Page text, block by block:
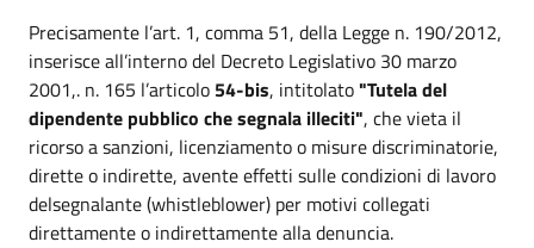
Precisamente l’art. 1, comma 51, della Legge n. 190/2012,
inserisce all’interno del Decreto Legislativo 30 marzo
2001,. n. 165 l’articolo 54-bis, intitolato"Tutela del
dipendente pubblico che segnala illeciti", che vieta il
ricorso a sanzioni, licenziamento o misure discriminatorie,
dirette o indirette, avente effetti sulle condizioni di lavoro
delsegnalante (whistleblower) per motivi collegati
direttamente o indirettamente alla denuncia.